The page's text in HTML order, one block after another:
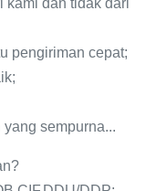
kami dan tidak dari
pengiriman cepat;
sempurna...